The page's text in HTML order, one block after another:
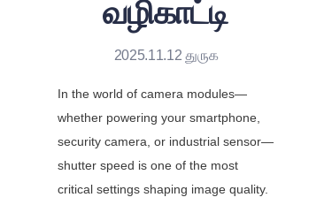
வழிகாட்டி
2025.11.12 துருக
In the world of camera modules—
whether powering your smartphone,
security camera, or industrial sensor—
shutter speed is one of the most
critical settings shaping image quality.